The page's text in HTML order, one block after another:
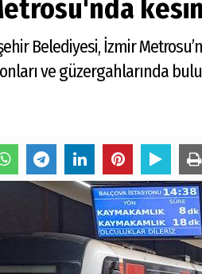
Belediyesi, İzmir
ve güzergahlarında